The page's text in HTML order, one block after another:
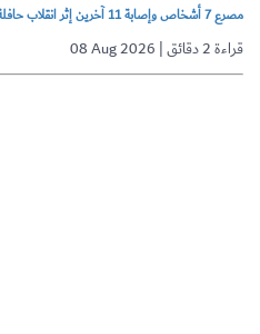
مصرع 7 أشخاص وإصابة 11 آخرين إثر انقلاب حافلة خاصة على طريق جبلي في هيماشال
08 Aug 2026 | قراءة 2 دقائق